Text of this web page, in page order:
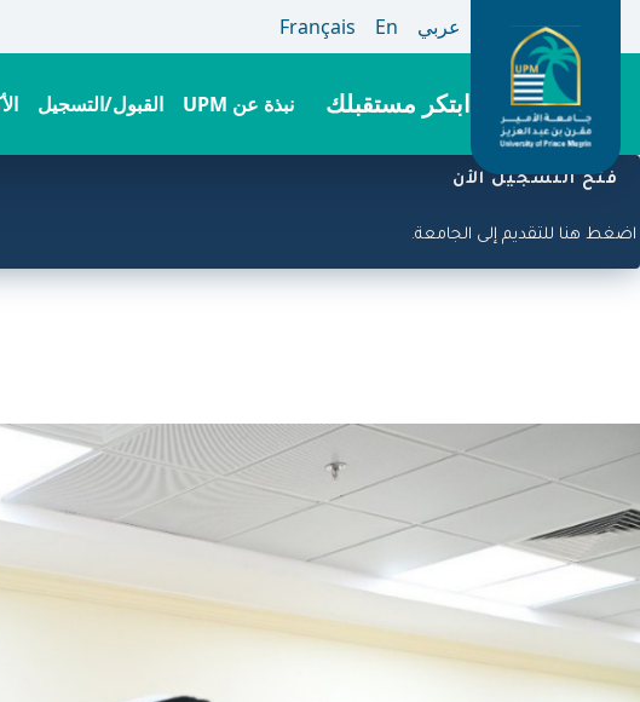
تجاوز
المحتوى
عربي En
Français
ابتكر مستقبلك نبذة عن UPM القبول/التسجيل
فتح التسجيل الأن
مفتوح! اضغط هنا للتقديم إلى الجامعة.